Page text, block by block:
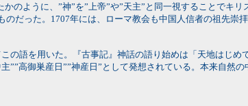
のように、”神”を”上帝”や”天主”と同一視することでキ
だった。1707年には、ローマ教会も中国人信者の祖先崇
の語を用いた。『古事記』神話の語り始めは「天地はじめ
高御巣産日””神産日”として発想されている。本来自然